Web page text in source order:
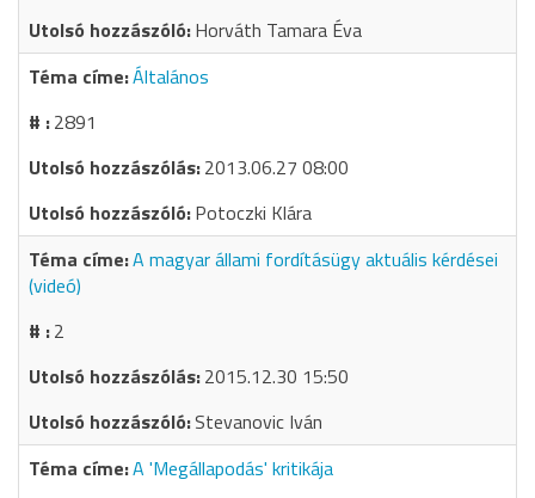
Horváth Tamara Éva
Általános
2891
2013.06.27 08:00
Potoczki Klára
A magyar állami fordításügy aktuális kérdései
(videó)
2
2015.12.30 15:50
Stevanovic Iván
A 'Megállapodás' kritikája